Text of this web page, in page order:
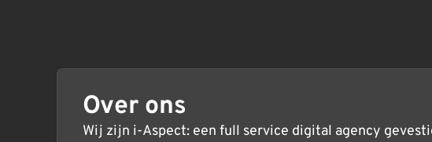
Over ons
Wij zijn i-Aspect: een full service digital agency